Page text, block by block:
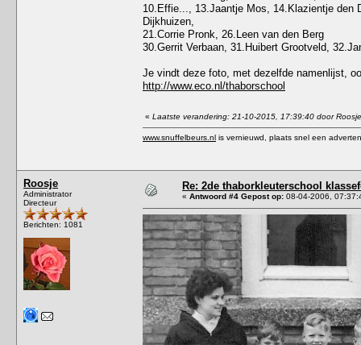
10.Effie..., 13.Jaantje Mos, 14.Klazientje den
Dijkhuizen,
21.Corrie Pronk, 26.Leen van den Berg
30.Gerrit Verbaan, 31.Huibert Grootveld,
Je vindt deze foto, met dezelfde namenlijst,
http://www.eco.nl/thaborschool
« Laatste verandering: 21-10-2015, 17:39:40 door Roosje
www.snuffelbeurs.nl is vernieuwd, plaats snel een
Roosje
Administrator
Directeur
Berichten: 1081
Re: 2de thaborkleuterschool
« Antwoord #4 Gepost op: 08-04-2006,